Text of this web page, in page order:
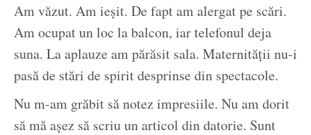
Am văzut. Am ieșit. De fapt am alergat pe scări.
Am ocupat un loc la balcon, iar telefonul deja
suna. La aplauze am părăsit sala. Maternității nu-i
pasă de stări de spirit desprinse din spectacole.
Nu m-am grăbit să notez impresiile. Nu am dorit
să mă așez să scriu un articol din datorie. Sunt